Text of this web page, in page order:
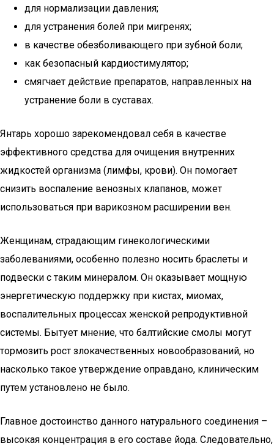
для нормализации давления;
для устранения болей при мигренях;
в качестве обезболивающего при зубной боли;
как безопасный кардиостимулятор;
смягчает действие препаратов, направленных на
устранение боли в суставах.
Янтарь хорошо зарекомендовал себя в качестве
эффективного средства для очищения внутренних
жидкостей организма (лимфы, крови). Он помогает
снизить воспаление венозных клапанов, может
использоваться при варикозном расширении вен.
Женщинам, страдающим гинекологическими
заболеваниями, особенно полезно носить браслеты и
подвески с таким минералом. Он оказывает мощную
энергетическую поддержку при кистах, миомах,
воспалительных процессах женской репродуктивной
системы. Бытует мнение, что балтийские смолы могут
тормозить рост злокачественных новообразований, но
насколько такое утверждение оправдано, клиническим
путем установлено не было.
Главное достоинство данного натурального соединения –
высокая концентрация в его составе йода. Следовательно,